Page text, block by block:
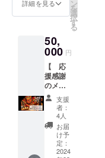
支援頂
けます
思いま
す。
ーーー
ーーー
ーーー
ーーー
ーーー
ーーー
支援頂
けます
思いま
す。
ーーー
ーーー
ーーー
ーーー
ーーー
ーーー
をして
『上乗
せ支
援』を
するこ
とがで
きま
す。 金
額右側
の「上
乗せ支
援で応
援しよ
う」の
イメー
につい
て-----
JCメン
バーが
選んだ
つくば
のお店
の人気
のお菓
子(約
500g程
度)をお
届けい
ます。
通常で
ない体
験を子
供から
大人ま
で参加
できま
す。ね
ぶたは
制作段
階です
が写真
も自由
に撮る
詳細を見る ン
を
選
択
す
る
50,
000 円
【 応
援感謝
のメー
ルをお
届け！
☆★特
大ねぶ
★☆
支援
者：
4人
お届
け予
定：
2024